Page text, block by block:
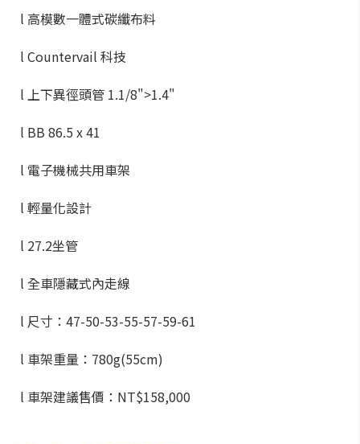
l 高模數一體式碳纖布料
l Countervail 科技
l 上下異徑頭管 1.1/8">1.4"
l BB 86.5 x 41
l 電子機械共用車架
l 輕量化設計
l 27.2坐管
l 全車隱藏式內走線
l 尺寸：47-50-53-55-57-59-61
l 車架重量：780g(55cm)
l 車架建議售價：NT$158,000